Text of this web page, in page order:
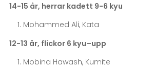
14-15 år, herrar kadett 9-6 kyu
Mohammed Ali, Kata
12-13 år, flickor 6 kyu–upp
Mobina Hawash, Kumite